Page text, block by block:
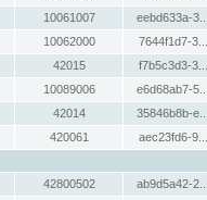
10061007 eebd633a-3...
10062000 7644f1d7-3...
42015 f7b5c3d3-3...
10089006 e6d68ab7-5...
42014 35846b8b-e...
420061 aec23fd6-9...
42800502 ab9d5a42-2...